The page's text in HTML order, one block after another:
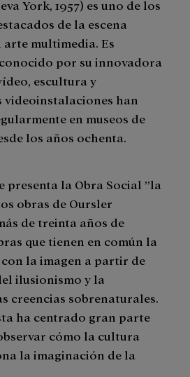
York, 1957) es uno de los
de la escena
multimedia. Es
por su innovadora
escultura y
videoinstalaciones han
en museos de
los años ochenta.
presenta la Obra Social ”la
obras de Oursler
de treinta años de
que tienen en común la
la imagen a partir de
ilusionismo y la
creencias sobrenaturales.
ha centrado gran parte
cómo la cultura
la imaginación de la